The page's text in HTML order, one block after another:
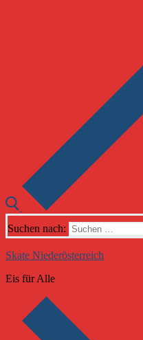
Suchen nach:
Skate Niederösterreich
Eis für Alle